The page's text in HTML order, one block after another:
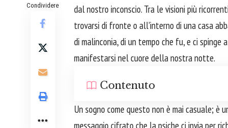
Condividere
dal nostro inconscio. Tra le visioni più
trovarsi di fronte o all'interno di una casa
di malinconia, di un tempo che fu, e ci
manifestarsi nel cuore della nostra notte.
Contenuto
Un sogno come questo non è mai casuale;
messaggio cifrato che la psiche ci invia per